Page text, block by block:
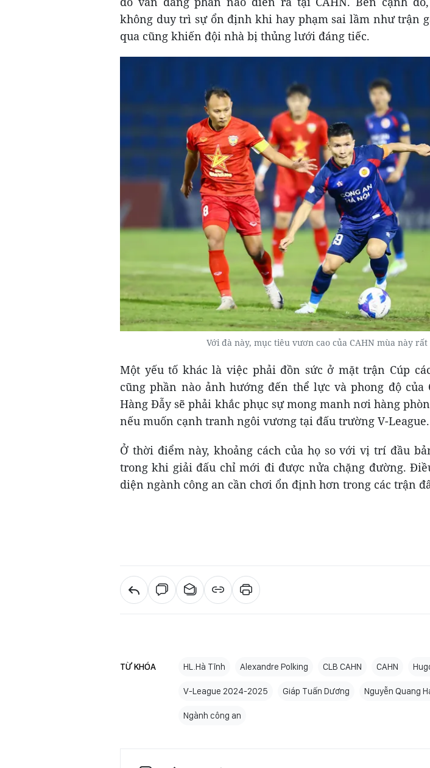
không duy trì sự ổn định khi hay phạm sai lầm như trận
qua cũng khiến đội nhà bị thủng lưới đáng tiếc.
Với đà này, mục tiêu vươn cao của CAHN mùa này rất
Một yếu tố khác là việc phải đồn sức ở mặt trận Cúp
cũng phần nào ảnh hướng đến thể lực và phong độ của
Hàng Đẫy sẽ phải khắc phục sự mong manh nơi hàng
nếu muốn cạnh tranh ngôi vương tại đấu trường V-League.
Ở thời điểm này, khoảng cách của họ so với vị trí đầu
trong khi giải đấu chỉ mới đi được nửa chặng đường.
diện ngành công an cần chơi ổn định hơn trong các trận
TỪ KHÓA HL.Hà Tĩnh Alexandre Polking CLB CAHN CAHN
V-League 2024-2025 Giáp Tuấn Dương Nguyễn Quang
Ngành công an